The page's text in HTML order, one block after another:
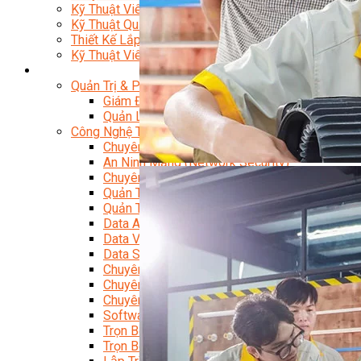
Kỹ Thuật Viên Đại Tu Hộp Số Tự Động Chuyên Sâu
Kỹ Thuật Quấn Dây Và Sửa Chữa Máy Điện
Thiết Kế Lắp Đặt Hệ Thống Điện Năng Lượng Mặt
Kỹ Thuật Viên Điện Tử Chuyên Ngành Điện – Điện
Quản Trị & Phát Triển Doanh Nghiệp
Giám Đốc Nhân Sự Chuyên Nghiệp
Quản Lý Cấp Trung Chuyên Nghiệp
Công Nghệ Thông Tin
Chuyên Viên Quản Trị Vận Hành Hệ Thống
An Ninh Mạng (Network Security)
Chuyên Viên Quản Trị Hệ Thống Và An Ninh
Quản Trị Hệ Thống Linux
Quản Trị Vận Hành Microsoft Azure
Data Analyst (Phân Tích Dữ Liệu)
Data Visualization (Trực Quan Hóa Dữ Liệu)
Data System (Quản Trị Dữ Liệu)
Chuyên Viên Lập Trình (Full Stack)
Chuyên Viên Lập Trình Website (Full Stack)
Chuyên Viên Lập Trình Mobile (Full Stack)
Software Testing
Trọn Bộ Công Cụ AI Văn Phòng
Trọn Bộ Công Cụ AI Ứng Dụng Giảng Dạy